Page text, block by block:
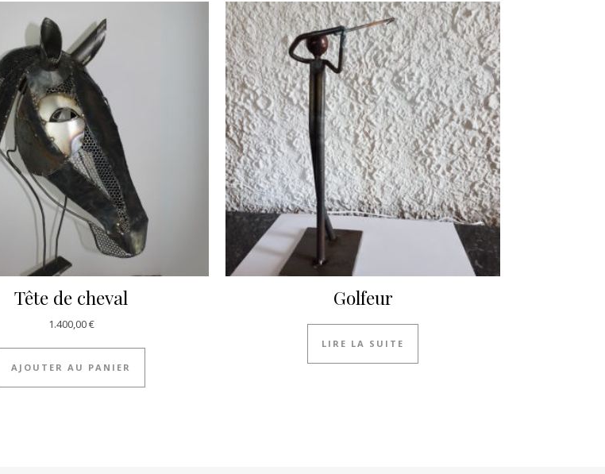
Tête de cheval
1.400,00€
AJOUTER AU PANIER
Golfeur
LIRE LA SUITE